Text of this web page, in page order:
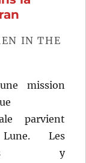
IN THE
mission
parvient
Les
y